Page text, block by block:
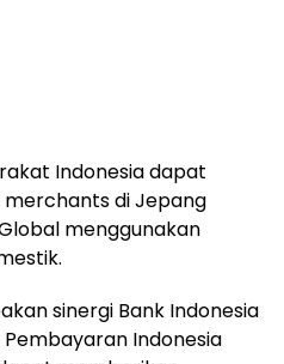
Indonesia dapat
merchants di Jepang
menggunakan
sinergi Bank Indonesia
Indonesia